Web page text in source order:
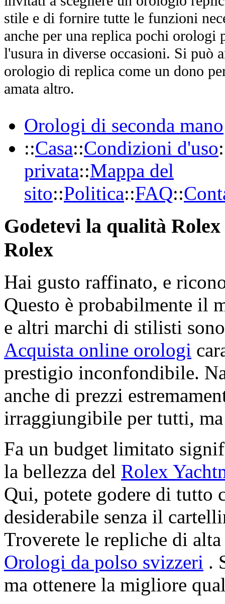
stile e di fornire tutte le funzioni
anche per una replica pochi orologi
l'usura in diverse occasioni. Si può
orologio di replica come un dono
amata altro.
Orologi di seconda mano
::Casa::Condizioni d'uso
privata::Mappa del
sito::Politica::FAQ::
Godetevi la qualità
Rolex
Hai gusto raffinato, e
Questo è probabilmente il
e altri marchi di stilisti
Acquista online orologi
prestigio inconfondibile.
anche di prezzi
irraggiungibile per tutti,
Fa un budget limitato
la bellezza del Rolex
Qui, potete godere di tutto
desiderabile senza il
Troverete le repliche di
Orologi da polso svizzeri .
ma ottenere la migliore